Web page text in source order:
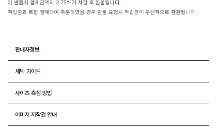
아 반품시 결제금액의 3.75%가 차감 후 환불됩니다.
적립금과 복합 결제하여 주문하였을 경우 환불 요청시 적립금이 우선적으로 환원됩니다.
판매자정보
세탁 가이드
사이즈 측정 방법
이미지 저작권 안내